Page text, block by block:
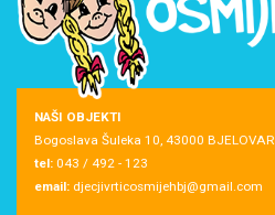
NAŠI OBJEKTI
Bogoslava Šuleka 10, 43000 BJELOVAR
tel: 043 / 492 - 123
email: djecjivrticosmijehbj@gmail.com